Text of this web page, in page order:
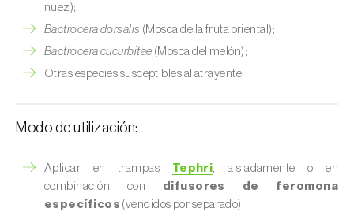
nuez);
Bactrocera dorsalis (Mosca de la fruta oriental);
Bactrocera cucurbitae (Mosca del melón);
Otras especies susceptibles al atrayente.
Modo de utilización:
Aplicar en trampas Tephri, aisladamente o en
combinación con difusores de feromona
específicos (vendidos por separado);